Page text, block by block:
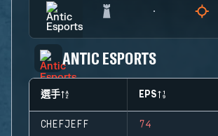
ANTIC ESPORTS
選手 EPS
CHEFJEFF 74